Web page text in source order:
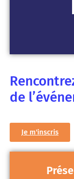
de
Je m'inscris